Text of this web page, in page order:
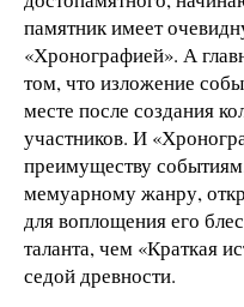
памятник имеет
«Хронографией». А
том, что изложение
месте после создания
участников. И
преимуществу
мемуарному жанру,
для воплощения его
таланта, чем «Краткая
седой древности.